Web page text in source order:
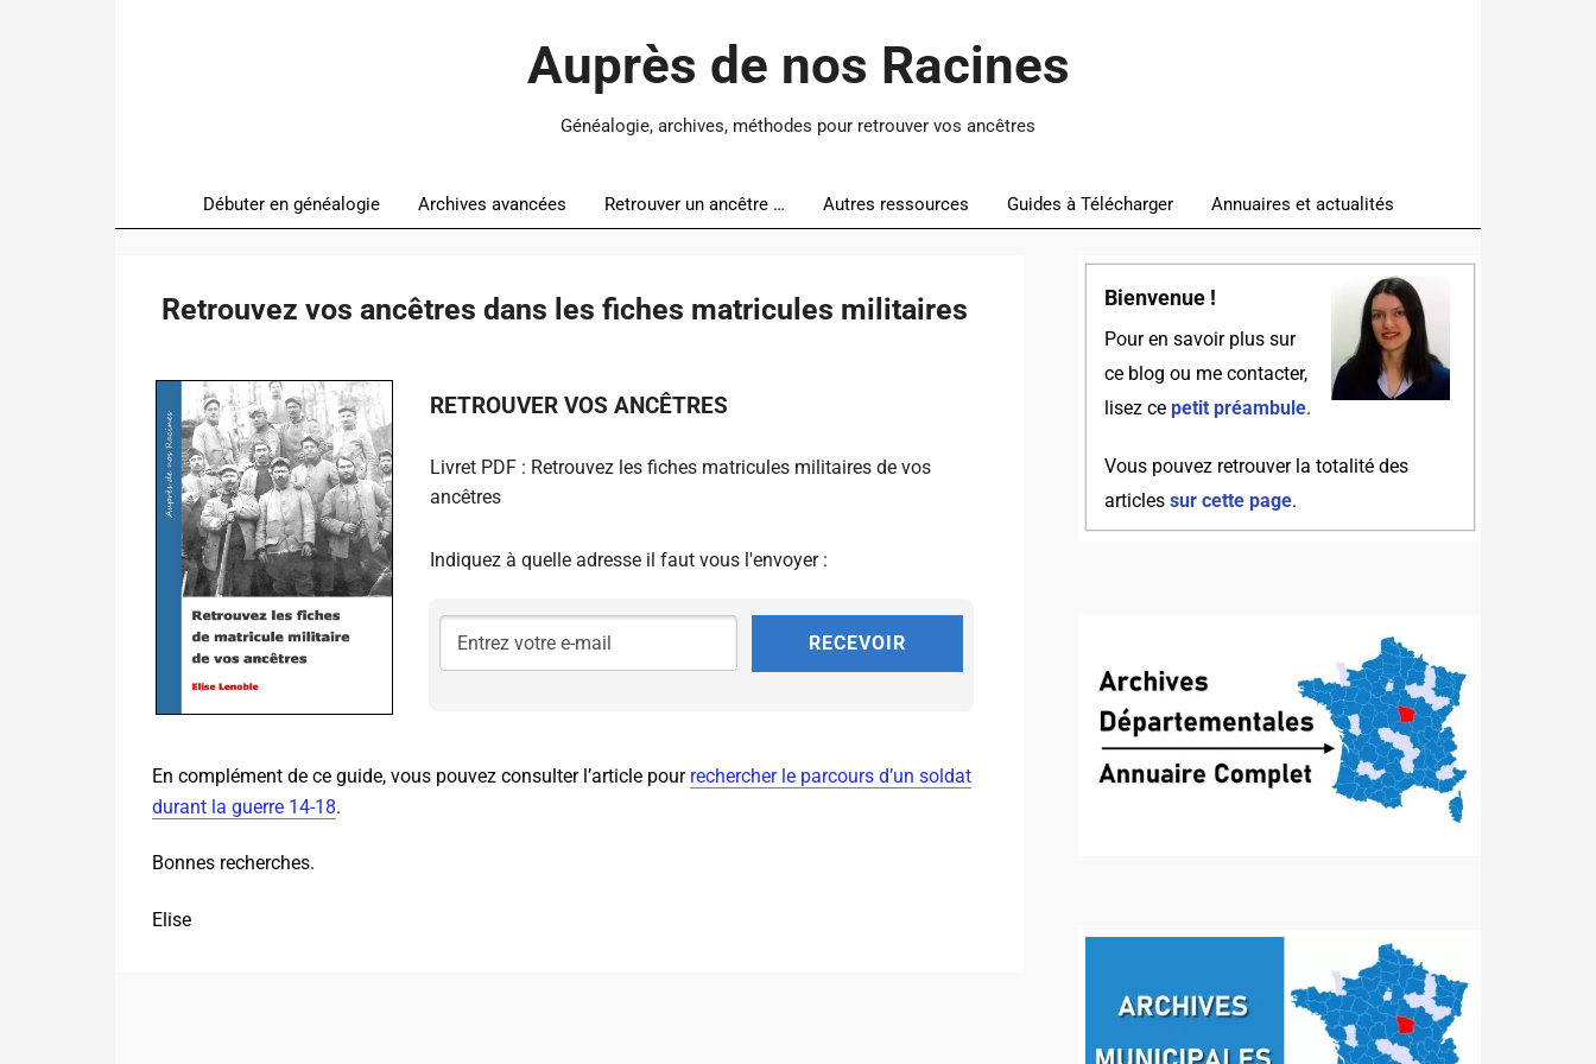
Auprès de nos Racines
Généalogie, archives, méthodes pour retrouver vos ancêtres
Débuter en généalogie Archives avancées Retrouver un ancêtre … Autres ressources Guides à Télécharger Annuaires et actualités
Retrouvez vos ancêtres dans les fiches matricules militaires
RETROUVER VOS ANCÊTRES
Livret PDF : Retrouvez les fiches matricules militaires de vos
ancêtres
Indiquez à quelle adresse il faut vous l'envoyer :
RECEVOIR
En complément de ce guide, vous pouvez consulter l’article pour rechercher le parcours d’un soldat
durant la guerre 14-18.
Bonnes recherches.
Elise
Bienvenue !
Pour en savoir plus sur
ce blog ou me contacter,
lisez cepetit préambule.
Vous pouvez retrouver la totalité des
articlessur cette page.